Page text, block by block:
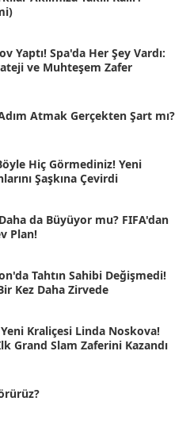
Yaptı! Spa'da Her Şey Vardı:
ve Muhteşem Zafer
Atmak Gerçekten Şart mı?
Hiç Görmediniz! Yeni
Şaşkına Çevirdi
da Büyüyor mu? FIFA'dan
Plan!
Tahtın Sahibi Değişmedi!
Kez Daha Zirvede
Kraliçesi Linda Noskova!
Grand Slam Zaferini Kazandı